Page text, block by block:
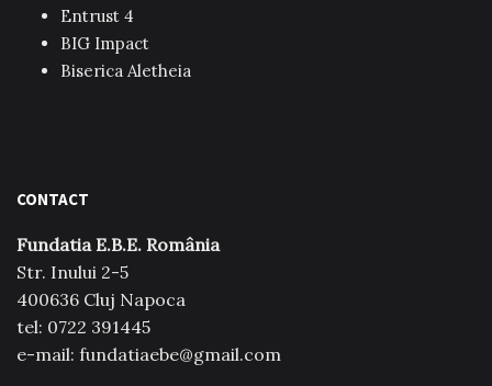
Entrust 4
BIG Impact
Biserica Aletheia
CONTACT
Fundatia E.B.E. România
Str. Inului 2-5
400636 Cluj Napoca
tel: 0722 391445
e-mail: fundatiaebe@gmail.com